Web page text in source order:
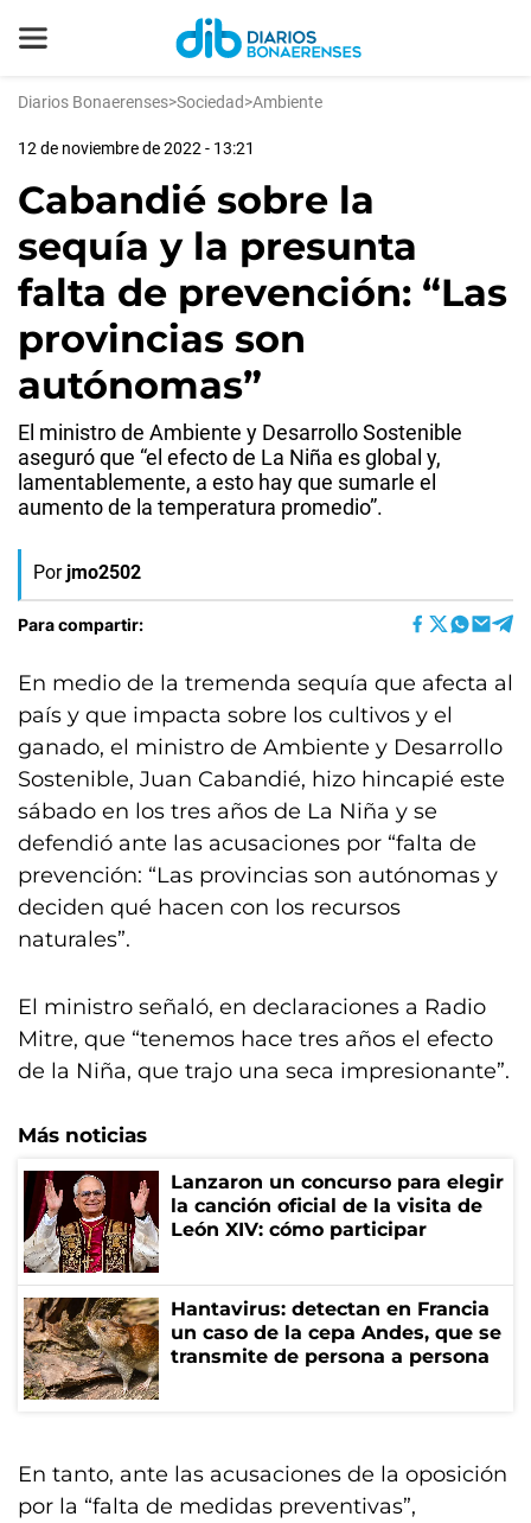
Diarios Bonaerenses>Sociedad>Ambiente
12 de noviembre de 2022 - 13:21
Cabandié sobre la
sequía y la presunta
falta de prevención: “Las
provincias son
autónomas”
El ministro de Ambiente y Desarrollo Sostenible
aseguró que “el efecto de La Niña es global y,
lamentablemente, a esto hay que sumarle el
aumento de la temperatura promedio”.
Por jmo2502
Para compartir:
En medio de la tremenda sequía que afecta al
país y que impacta sobre los cultivos y el
ganado, el ministro de Ambiente y Desarrollo
Sostenible, Juan Cabandié, hizo hincapié este
sábado en los tres años de La Niña y se
defendió ante las acusaciones por “falta de
prevención: “Las provincias son autónomas y
deciden qué hacen con los recursos
naturales”.
El ministro señaló, en declaraciones a Radio
Mitre, que “tenemos hace tres años el efecto
de la Niña, que trajo una seca impresionante”.
Más noticias
Lanzaron un concurso para elegir
la canción oficial de la visita de
León XIV: cómo participar
Hantavirus: detectan en Francia
un caso de la cepa Andes, que se
transmite de persona a persona
En tanto, ante las acusaciones de la oposición
por la “falta de medidas preventivas”,